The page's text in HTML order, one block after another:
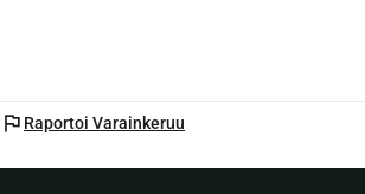
flag Raportoi Varainkeruu